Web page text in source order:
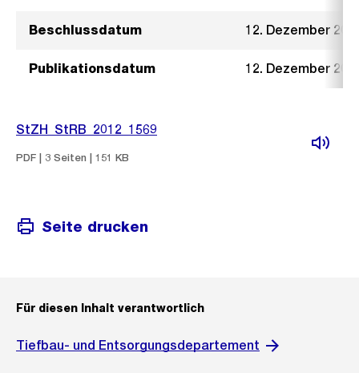
Beschlussdatum 12. Dezember
Publikationsdatum 12. Dezember
StZH_StRB_2012_1569
PDF | 3 Seiten | 151 KB
Seite drucken
Für diesen Inhalt verantwortlich
Tiefbau- und Entsorgungsdepartement